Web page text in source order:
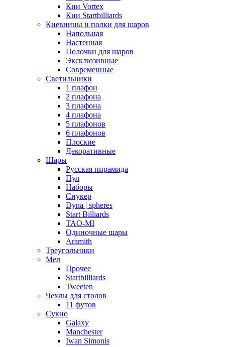
Кии Vortex
Кии Startbilliards
Киевницы и полки для шаров
Напольная
Настенная
Полочки для шаров
Эксклюзивные
Современные
Светильники
1 плафон
2 плафона
3 плафона
4 плафона
5 плафонов
6 плафонов
Плоские
Декоративные
Шары
Русская пирамида
Пул
Наборы
Снукер
Dyna | spheres
Start Billiards
TAO-MI
Одиночные шары
Aramith
Треугольники
Мел
Прочее
Startbilliards
Tweeten
Чехлы для столов
11 футов
Сукно
Galaxy
Manchester
Iwan Simonis